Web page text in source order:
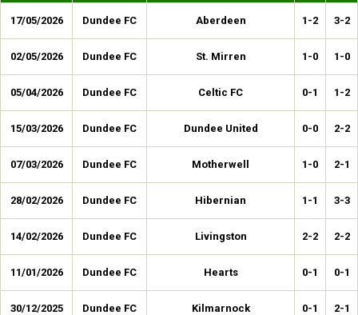
17/05/2026 Dundee FC Aberdeen 1-2 3-2
02/05/2026 Dundee FC St. Mirren 1-0 1-0
05/04/2026 Dundee FC Celtic FC 0-1 1-2
15/03/2026 Dundee FC Dundee United 0-0 2-2
07/03/2026 Dundee FC Motherwell 1-0 2-1
28/02/2026 Dundee FC Hibernian 1-1 3-3
14/02/2026 Dundee FC Livingston 2-2 2-2
11/01/2026 Dundee FC Hearts 0-1 0-1
30/12/2025 Dundee FC Kilmarnock 0-1 2-1